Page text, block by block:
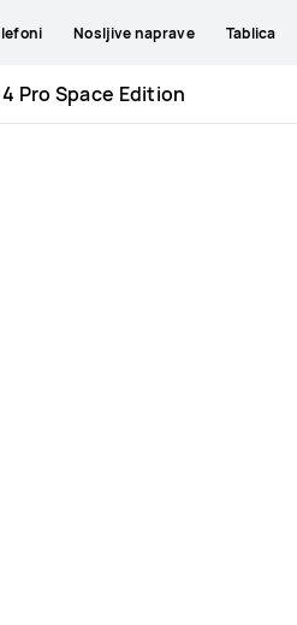
Nosljive naprave Tablica
4 Pro Space Edition